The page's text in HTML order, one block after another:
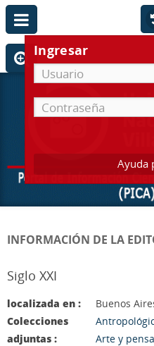
Ingresar
Ayuda
INFORMACIÓN DE LA
Siglo XXI
localizada en :
Buenos
Colecciones
adjuntas :
Arte y